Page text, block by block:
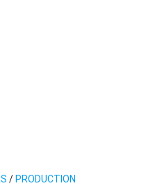
/PRODUCTION